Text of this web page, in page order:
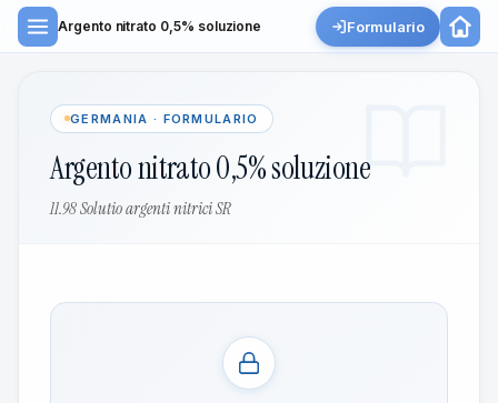
Argento nitrato 0,5% soluzione Formulario
GERMANIA · FORMULARIO
Argento nitrato 0,5% soluzione
11.98 Solutio argenti nitrici SR